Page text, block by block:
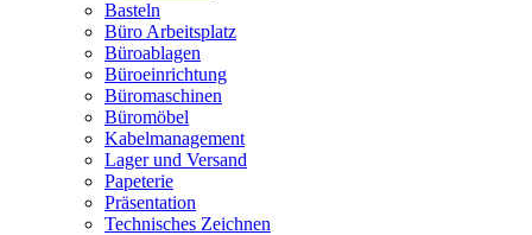
Basteln
Büro Arbeitsplatz
Büroablagen
Büroeinrichtung
Büromaschinen
Büromöbel
Kabelmanagement
Lager und Versand
Papeterie
Präsentation
Technisches Zeichnen